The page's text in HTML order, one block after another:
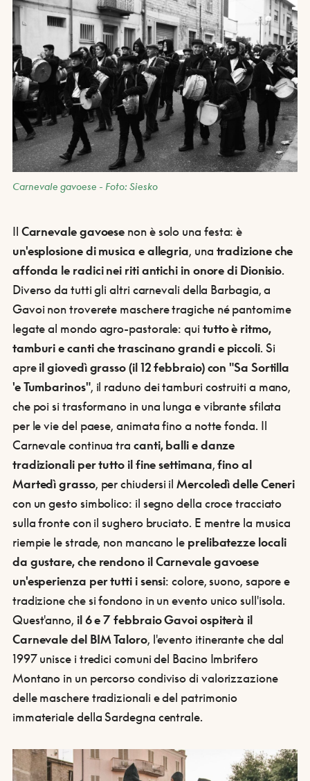
Carnevale gavoese - Foto: Siesko
Il Carnevale gavoese non è solo una festa: è
un'esplosione di musica e allegria, una tradizione che
affonda le radici nei riti antichi in onore di Dionisio.
Diverso da tutti gli altri carnevali della Barbagia, a
Gavoi non troverete maschere tragiche né pantomime
legate al mondo agro-pastorale: quitutto è ritmo,
tamburi e canti che trascinano grandi e piccoli. Si
apreil giovedì grasso (il 12 febbraio) con "Sa Sortilla
'e Tumbarinos", il raduno dei tamburi costruiti a mano,
che poi si trasformano in una lunga e vibrante sfilata
per le vie del paese, animata fino a notte fonda. Il
Carnevale continua tra canti, balli e danze
tradizionali per tutto il fine settimana,fino al
Martedì grasso, per chiudersi ilMercoledì delle Ceneri
con un gesto simbolico: il segno della croce tracciato
sulla fronte con il sughero bruciato. E mentre la musica
riempie le strade, non mancano le prelibatezze locali
da gustare, che rendono il Carnevale gavoese
un'esperienza per tutti i sensi: colore, suono, sapore e
tradizione che si fondono in un evento unico sull'isola.
Quest'anno, il 6 e 7 febbraio Gavoi ospiterà il
Carnevale del BIM Taloro, l'evento itinerante che dal
1997 unisce i tredici comuni del Bacino Imbrifero
Montano in un percorso condiviso di valorizzazione
delle maschere tradizionali e del patrimonio
immateriale della Sardegna centrale.